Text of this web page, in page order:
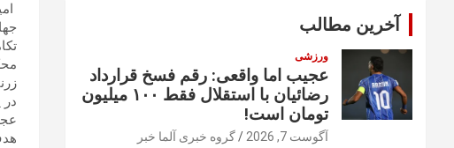
در
آخرین مطالب
ورزشی
عجیب اما واقعی: رقم فسخ قرارداد
رضائیان با استقلال فقط ۱۰۰ میلیون
تومان است!
آگوست 7, 2026 گروه خبری آلما خبر